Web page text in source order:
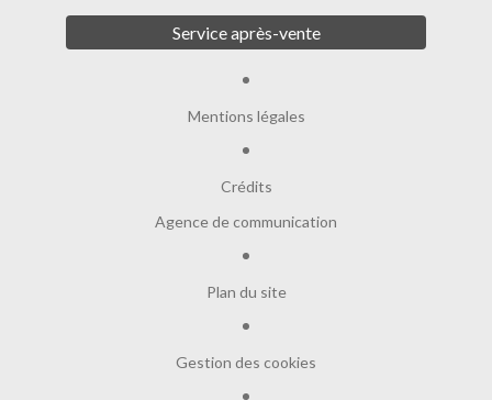
Service après-vente
Mentions légales
Crédits
Agence de communication
Plan du site
Gestion des cookies